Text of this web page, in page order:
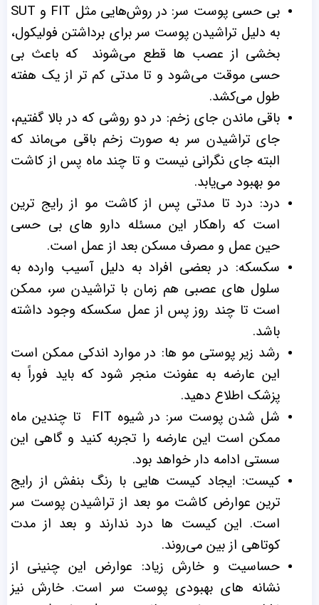
بی ‌حسی پوست سر: در روش‌هایی مثل FIT و SUT
به دلیل تراشیدن پوست سر برای برداشتن فولیکول،
بخشی از عصب‌ ها قطع می‌شوند که باعث بی
‌حسی موقت می‌شود و تا مدتی کم تر از یک هفته
طول می‌کشد.
باقی ماندن جای زخم: در دو روشی که در بالا گفتیم،
جای تراشیدن سر به ‌صورت زخم باقی می‌ماند که
البته جای نگرانی نیست و تا چند ماه پس از کاشت
مو بهبود می‌یابد.
درد: درد تا مدتی پس از کاشت مو از رایج ‌ترین
است که راهکار این مسئله دارو های بی‌ حسی
حین عمل و مصرف مسکن بعد از عمل است.
سکسکه: در بعضی افراد به دلیل آسیب وارده به
سلول‌ های عصبی هم ‌زمان با تراشیدن سر، ممکن
است تا چند روز پس از عمل سکسکه وجود داشته
باشد.
رشد زیر‌ پوستی مو ها: در موارد اندکی ممکن است
این عارضه به عفونت منجر شود که باید فوراً به
پزشک اطلاع دهید.
شل شدن پوست سر: در شیوه FIT تا چندین ماه
ممکن است این عارضه را تجربه کنید و گاهی این
سستی ادامه ‌دار خواهد بود.
کیست: ایجاد کیست‌ هایی با رنگ بنفش از رایج
‌ترین عوارض کاشت مو بعد از تراشیدن پوست سر
است. این کیست‌ ها درد ندارند و بعد از مدت
کوتاهی از بین می‌روند.
حساسیت و خارش زیاد: عوارض این‌ چنینی از
نشانه ‌های بهبودی پوست سر است. خارش نیز